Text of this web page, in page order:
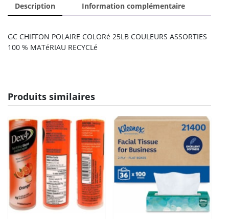
Description Information complémentaire
GC CHIFFON POLAIRE COLORé 25LB COULEURS ASSORTIES
100 % MATéRIAU RECYCLé
Produits similaires